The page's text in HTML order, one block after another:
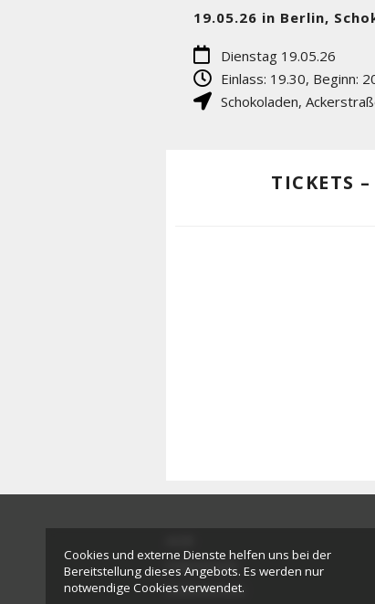
19.05.26 in Berlin,
Dienstag 19.05.26
Einlass: 19.30, Beginn:
Schokoladen,
TICKETS
Impressum
Datenschutz
Cookies und externe Dienste helfen uns bei der
Bereitstellung dieses Angebots. Es werden nur
notwendige Cookies verwendet.